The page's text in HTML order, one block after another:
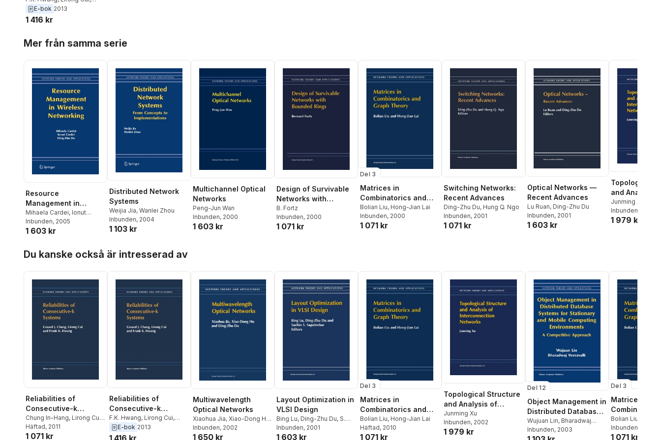
Chung In-Hang
E-bok 2013
1 416 kr
Mer från samma serie
Resource
Management in
Wireless Networking
Mihaela Cardei, Ionut
Cardei,Ding-Zhu Du
Inbunden, 2005
1 603 kr
Distributed Network
Systems
Weijia Jia, Wanlei Zhou
Inbunden, 2004
1 103 kr
Multichannel Optical
Networks
Peng-Jun Wan
Inbunden, 2000
1 603 kr
Design of Survivable
Networks with
Bounded Rings
B. Fortz
Inbunden, 2000
1 071 kr
Del 3
Matrices in
Combinatorics and
Graph Theory
Bolian Liu, Hong-Jian Lai
Inbunden, 2000
1 071 kr
Switching Networks:
Recent Advances
Ding-Zhu Du, Hung Q. Ngo
Inbunden, 2001
1 071 kr
Optical Networks —
Recent Advances
Lu Ruan, Ding-Zhu Du
Inbunden, 2001
1 603 kr
Topological
and Analysis
Networks
Junming Xu
Inbunden
1 979 kr
Du kanske också är intresserad av
Reliabilities of
Consecutive-k
Systems
Chung In-Hang, Lirong Cui ,
F.K. Hwang,
Hang, Lirong Cui
Häftad, 2011
1 071 kr
Reliabilities of
Consecutive-k
Systems
F.K. Hwang, Lirong Cui,
Chung In-Hang
E-bok 2013
Multiwavelength
Optical Networks
Xiaohua Jia, Xiao-Dong Hu ,
Ding-Zhu Du
Inbunden, 2002
1 650 kr
Layout Optimization in
VLSI Design
Bing Lu, Ding-Zhu Du, S.
Sapatnekar
Inbunden, 2001
1 603 kr
Del 3
Matrices in
Combinatorics and
Graph Theory
Bolian Liu, Hong-Jian Lai
Häftad, 2010
1 071 kr
Topological Structure
and Analysis of
Interconnection
Networks
Junming Xu
Inbunden, 2002
1 979 kr
Del 12
Object Management in
Distributed Database
Systems for
Stationary and Mobile
Wujuan Lin, Bharadwaj
Veeravalli
Inbunden, 2003
Del 3
Matrices in
Graph Theory
Bolian Liu
Inbunden
1 071 kr